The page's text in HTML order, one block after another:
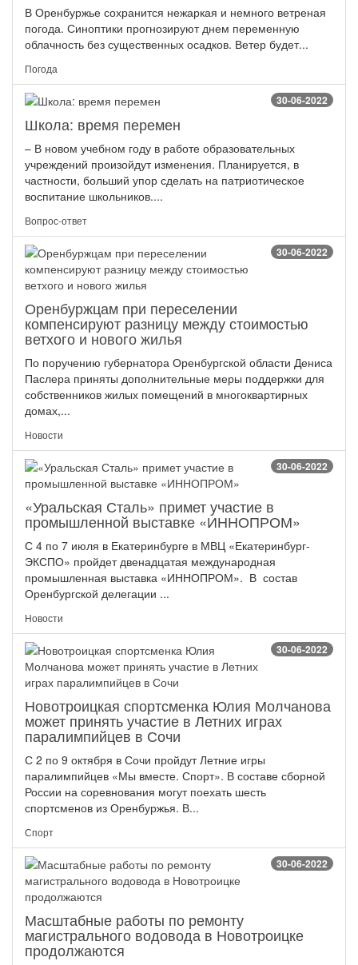
В Оренбуржье сохранится нежаркая и немного ветреная
погода. Синоптики прогнозируют днем переменную
облачность без существенных осадков. Ветер будет...
Погода
30-06-2022
Школа: время перемен
– В новом учебном году в работе образовательных
учреждений произойдут изменения. Планируется, в
частности, больший упор сделать на патриотическое
воспитание школьников....
Вопрос-ответ
30-06-2022
Оренбуржцам при переселении
компенсируют разницу между стоимостью
ветхого и нового жилья
По поручению губернатора Оренбургской области Дениса
Паслера приняты дополнительные меры поддержки для
собственников жилых помещений в многоквартирных
домах,...
Новости
30-06-2022
«Уральская Сталь» примет участие в
промышленной выставке «ИННОПРОМ»
С 4 по 7 июля в Екатеринбурге в МВЦ «Екатеринбург-
ЭКСПО» пройдет двенадцатая международная
промышленная выставка «ИННОПРОМ». В состав
Оренбургской делегации ...
Новости
30-06-2022
Новотроицкая спортсменка Юлия Молчанова
может принять участие в Летних играх
паралимпийцев в Сочи
С 2 по 9 октября в Сочи пройдут Летние игры
паралимпийцев «Мы вместе. Спорт». В составе сборной
России на соревнования могут поехать шесть
спортсменов из Оренбуржья. В...
Спорт
30-06-2022
Масштабные работы по ремонту
магистрального водовода в Новотроицке
продолжаются